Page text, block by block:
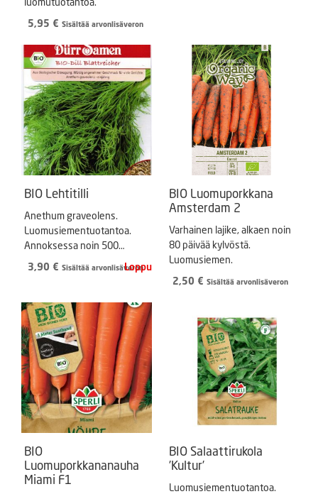
5,95 € Sisältää arvonlisäveron
BIO Lehtitilli
Anethum graveolens.
Luomusiementuotantoa.
Annoksessa noin 500
siementä.
3,90 € Sisältää arvonlisäveron
BIO Luomuporkkana
Amsterdam 2
Varhainen lajike, alkaen noin
80 päivää kylvöstä.
Luomusiemen.
2,50 € Sisältää arvonlisäveron
BIO
Luomuporkkananauha
Miami F1
BIO Salaattirukola
’Kultur’
Luomusiementuotantoa.